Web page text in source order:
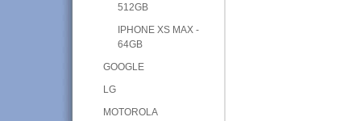
512GB
IPHONE XS MAX -
64GB
GOOGLE
LG
MOTOROLA